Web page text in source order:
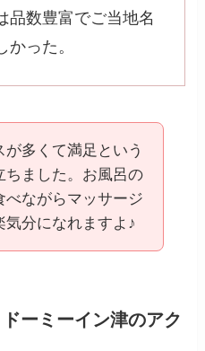
品数豊富でご当地名
った。
が多くて満足という
ちました。お風呂の
べながらマッサージ
気分になれますよ♪
ーミーイン津のアク